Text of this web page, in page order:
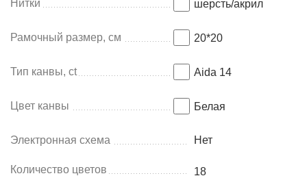
Нитки шерсть/акрил
Рамочный размер, см 20*20
Тип канвы, ct Aida 14
Цвет канвы Белая
Электронная схема Нет
Количество цветов 18